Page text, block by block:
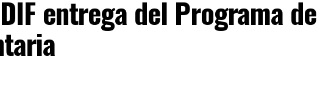
entrega del Programa de